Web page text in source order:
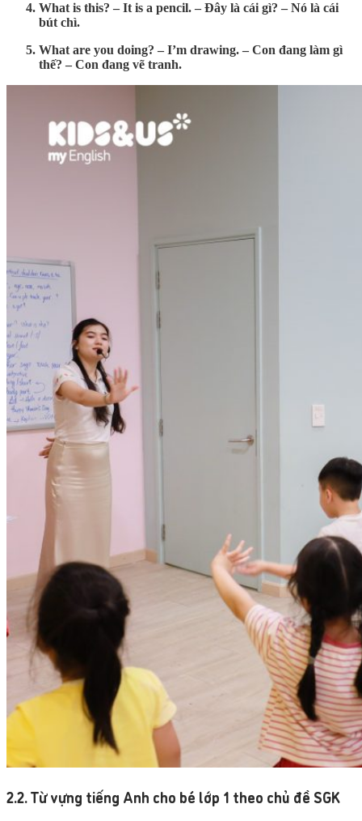
What is this? – It is a pencil. – Đây là cái gì? – Nó là cái
bút chì.
What are you doing? – I’m drawing. – Con đang làm gì
thế? – Con đang vẽ tranh.
2.2. Từ vựng tiếng Anh cho bé lớp 1 theo chủ đề SGK